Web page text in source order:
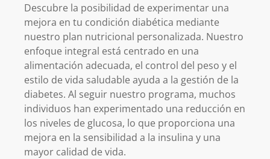
Descubre la posibilidad de experimentar una
mejora en tu condición diabética mediante
nuestro plan nutricional personalizada. Nuestro
enfoque integral está centrado en una
alimentación adecuada, el control del peso y el
estilo de vida saludable ayuda a la gestión de la
diabetes. Al seguir nuestro programa, muchos
individuos han experimentado una reducción en
los niveles de glucosa, lo que proporciona una
mejora en la sensibilidad a la insulina y una
mayor calidad de vida.